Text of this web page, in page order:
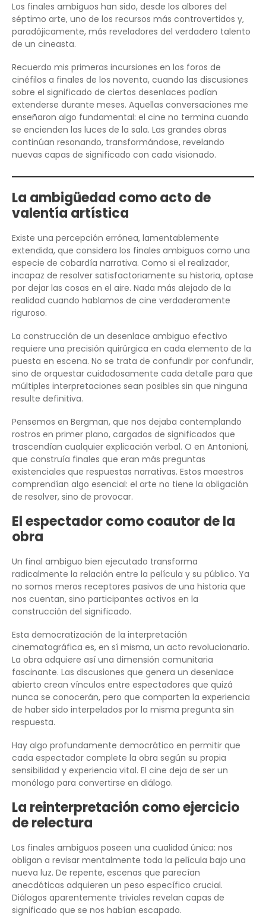
Los finales ambiguos han sido, desde los albores del
séptimo arte, uno de los recursos más controvertidos y,
paradójicamente, más reveladores del verdadero talento
de un cineasta.
Recuerdo mis primeras incursiones en los foros de
cinéfilos a finales de los noventa, cuando las discusiones
sobre el significado de ciertos desenlaces podían
extenderse durante meses. Aquellas conversaciones me
enseñaron algo fundamental: el cine no termina cuando
se encienden las luces de la sala. Las grandes obras
continúan resonando, transformándose, revelando
nuevas capas de significado con cada visionado.
La ambigüedad como acto de
valentía artística
Existe una percepción errónea, lamentablemente
extendida, que considera los finales ambiguos como una
especie de cobardía narrativa. Como si el realizador,
incapaz de resolver satisfactoriamente su historia, optase
por dejar las cosas en el aire. Nada más alejado de la
realidad cuando hablamos de cine verdaderamente
riguroso.
La construcción de un desenlace ambiguo efectivo
requiere una precisión quirúrgica en cada elemento de la
puesta en escena. No se trata de confundir por confundir,
sino de orquestar cuidadosamente cada detalle para que
múltiples interpretaciones sean posibles sin que ninguna
resulte definitiva.
Pensemos en Bergman, que nos dejaba contemplando
rostros en primer plano, cargados de significados que
trascendían cualquier explicación verbal. O en Antonioni,
que construía finales que eran más preguntas
existenciales que respuestas narrativas. Estos maestros
comprendían algo esencial: el arte no tiene la obligación
de resolver, sino de provocar.
El espectador como coautor de la
obra
Un final ambiguo bien ejecutado transforma
radicalmente la relación entre la película y su público. Ya
no somos meros receptores pasivos de una historia que
nos cuentan, sino participantes activos en la
construcción del significado.
Esta democratización de la interpretación
cinematográfica es, en sí misma, un acto revolucionario.
La obra adquiere así una dimensión comunitaria
fascinante. Las discusiones que genera un desenlace
abierto crean vínculos entre espectadores que quizá
nunca se conocerán, pero que comparten la experiencia
de haber sido interpelados por la misma pregunta sin
respuesta.
Hay algo profundamente democrático en permitir que
cada espectador complete la obra según su propia
sensibilidad y experiencia vital. El cine deja de ser un
monólogo para convertirse en diálogo.
La reinterpretación como ejercicio
de relectura
Los finales ambiguos poseen una cualidad única: nos
obligan a revisar mentalmente toda la película bajo una
nueva luz. De repente, escenas que parecían
anecdóticas adquieren un peso específico crucial.
Diálogos aparentemente triviales revelan capas de
significado que se nos habían escapado.